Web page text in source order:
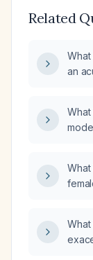
Related
an
What